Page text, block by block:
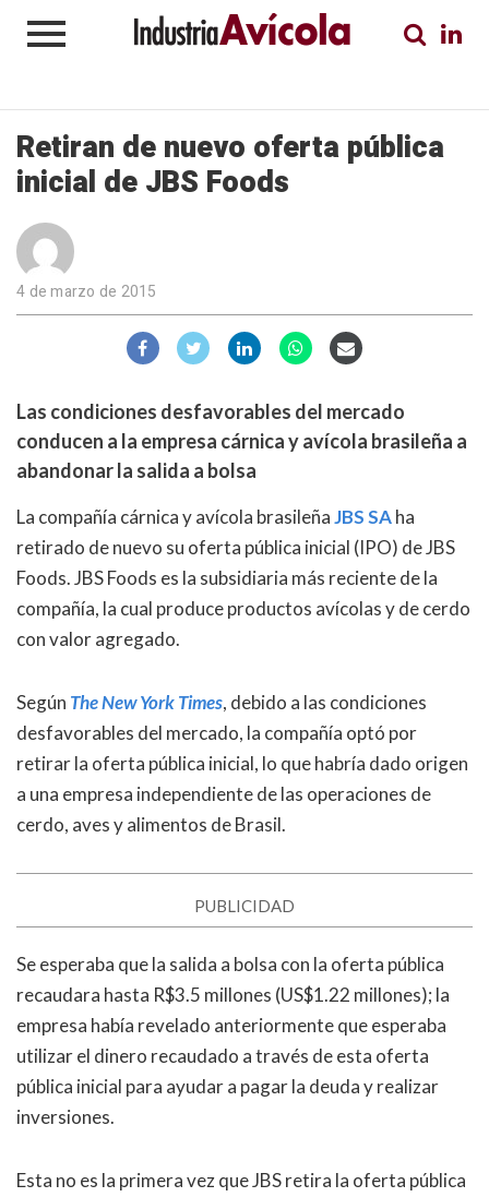
Retiran de nuevo oferta pública
inicial de JBS Foods
4 de marzo de 2015
Las condiciones desfavorables del mercado
conducen a la empresa cárnica y avícola brasileña a
abandonar la salida a bolsa
La compañía cárnica y avícola brasileñaJBS SAha
retirado de nuevo su oferta pública inicial (IPO) de JBS
Foods. JBS Foods es la subsidiaria más reciente de la
compañía, la cual produce productos avícolas y de cerdo
con valor agregado.
Según TheNew York Times, debido a las condiciones
desfavorables del mercado, la compañía optó por
retirar la oferta pública inicial, lo que habría dado origen
a una empresa independiente de las operaciones de
cerdo, aves y alimentos de Brasil.
PUBLICIDAD
Se esperaba que la salida a bolsa con la oferta pública
recaudara hasta R$3.5 millones (US$1.22 millones); la
empresa había revelado anteriormente que esperaba
utilizar el dinero recaudado a través de esta oferta
pública inicial para ayudar a pagar la deuda y realizar
inversiones.
Esta no es la primera vez que JBS retira la oferta pública